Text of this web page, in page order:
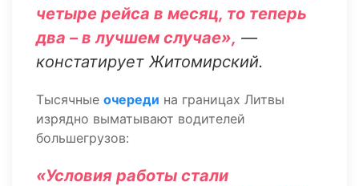
четыре рейса в месяц, то теперь
два – в лучшем случае», —
констатирует Житомирский.
Тысячные очереди на границах Литвы
изрядно выматывают водителей
большегрузов:
«Условия работы стали